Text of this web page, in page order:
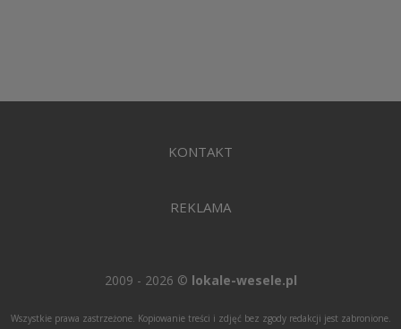
KONTAKT
REKLAMA
2009 - 2026 © lokale-wesele.pl
Wszystkie prawa zastrzeżone. Kopiowanie treści i zdjęć bez zgody redakcji jest zabronione.